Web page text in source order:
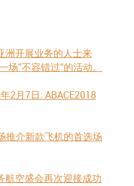
洲开展业务的人士来
场”不容错过”的活动。
2月7日: ABACE2018
推介新款飞机的首选场
航空盛会再次迎接成功